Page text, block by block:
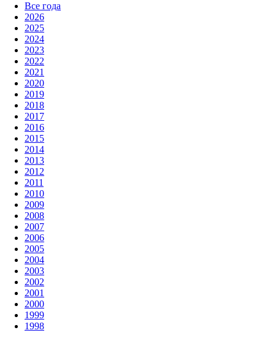
Все года
2026
2025
2024
2023
2022
2021
2020
2019
2018
2017
2016
2015
2014
2013
2012
2011
2010
2009
2008
2007
2006
2005
2004
2003
2002
2001
2000
1999
1998